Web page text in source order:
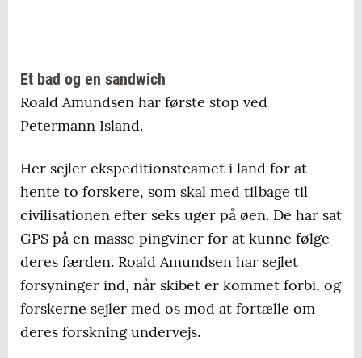
Et bad og en sandwich
Roald Amundsen har første stop ved
Petermann Island.
Her sejler ekspeditionsteamet i land for at
hente to forskere, som skal med tilbage til
civilisationen efter seks uger på øen. De har sat
GPS på en masse pingviner for at kunne følge
deres færden. Roald Amundsen har sejlet
forsyninger ind, når skibet er kommet forbi, og
forskerne sejler med os mod at fortælle om
deres forskning undervejs.